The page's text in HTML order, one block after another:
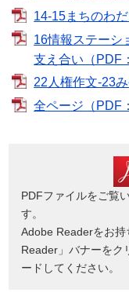
14-15まちのわ
16情報ステーシ
支え合い（PDF
22人権作文-23
全ページ（PDF
PDFファイルをご覧
す。
Adobe Readerをお
Reader」バナーをク
ードしてください。